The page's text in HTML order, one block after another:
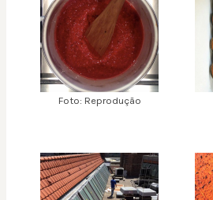
Foto: Reprodução